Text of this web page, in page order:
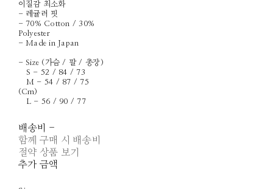
이질감 최소화
- 레귤러 핏
- 70% Cotton / 30%
Polyester
- Made in Japan
- Size (가슴 / 팔 / 총장)
S - 52 / 84 / 73
M - 54 / 87 / 75
(Cm)
L - 56 / 90 / 77
배송비 -
함께 구매 시 배송비
절약 상품 보기
추가 금액